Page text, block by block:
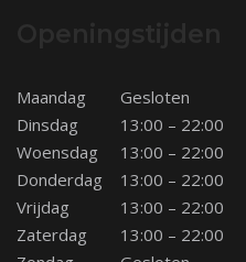
Maandag
Gesloten
Dinsdag
13:00 – 22:00
Woensdag
13:00 – 22:00
Donderdag
13:00 – 22:00
Vrijdag
13:00 – 22:00
Zaterdag
13:00 – 22:00